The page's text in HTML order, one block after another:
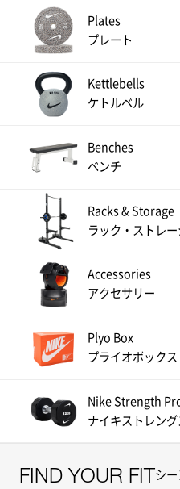
Plates
プレート
Kettlebells
ケトルベル
Benches
ベンチ
Racks & Storage
ラック・ストレー
Accessories
アクセサリー
Plyo Box
プライオボックス
Nike Strength
ナイキストレング
FIND YOUR FITシ